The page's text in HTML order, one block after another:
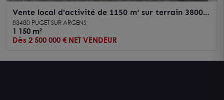
Vente local d'activité de 1150 m² sur terrain 3800
m² Puget-sur-Argens
83480 PUGET SUR ARGENS
1 150 m²
Dès 2 500 000 € NET VENDEUR